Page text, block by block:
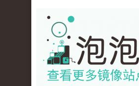
pao-pao-banner-mirror-